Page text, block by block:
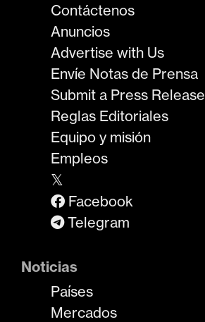
Contáctenos
Anuncios
Advertise with Us
Envíe Notas de Prensa
Submit a Press Release
Reglas Editoriales
Equipo y misión
Empleos
𝕏
Facebook
Telegram
Noticias
Países
Mercados